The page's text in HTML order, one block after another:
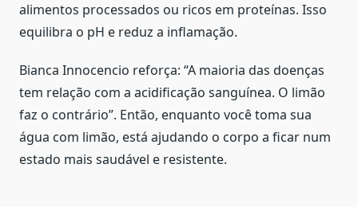
alimentos processados ou ricos em proteínas. Isso
equilibra o pH e reduz a inflamação.
Bianca Innocencio reforça: “A maioria das doenças
tem relação com a acidificação sanguínea. O limão
faz o contrário”. Então, enquanto você toma sua
água com limão, está ajudando o corpo a ficar num
estado mais saudável e resistente.